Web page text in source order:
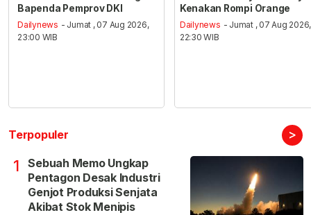
Bapenda Pemprov DKI
Dailynews - Jumat , 07 Aug 2026,
23:00 WIB
Kenakan Rompi Orange
Dailynews - Jumat , 07 Aug 2026,
22:30 WIB
Terpopuler >
1
Sebuah Memo Ungkap
Pentagon Desak Industri
Genjot Produksi Senjata
Akibat Stok Menipis